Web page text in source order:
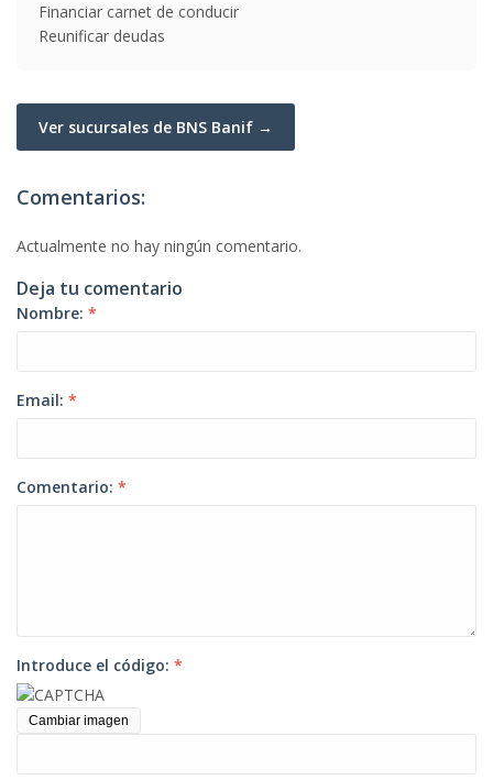
Financiar carnet de conducir
Reunificar deudas
Ver sucursales de BNS Banif →
Comentarios:
Actualmente no hay ningún comentario.
Deja tu comentario
Nombre: *
Email: *
Comentario: *
Introduce el código: *
Cambiar imagen